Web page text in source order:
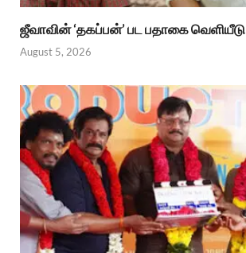
ஜீவாவின் ‘தகப்பன்’ பட பதாகை வெளியீடு
August 5, 2026